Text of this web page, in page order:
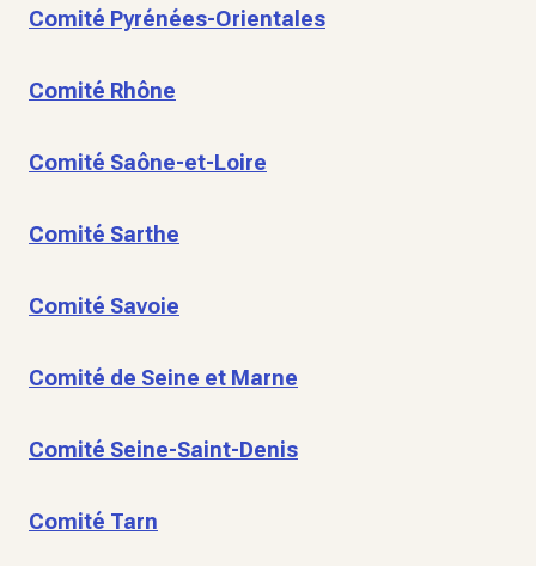
Comité Pyrénées-Orientales
Comité Rhône
Comité Saône-et-Loire
Comité Sarthe
Comité Savoie
Comité de Seine et Marne
Comité Seine-Saint-Denis
Comité Tarn